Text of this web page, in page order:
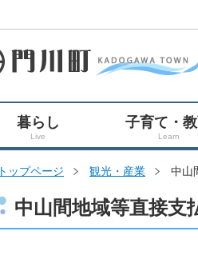
暮らし
Live
子育て・
Learn
トップページ 観光・産業 中山
中山間地域等直接支